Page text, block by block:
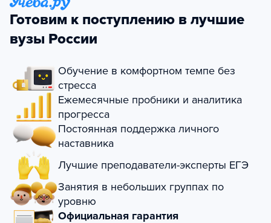
Готовим к поступлению в лучшие
вузы России
Обучение в комфортном темпе без
стресса
Ежемесячные пробники и аналитика
прогресса
Постоянная поддержка личного
наставника
Лучшие преподаватели-эксперты ЕГЭ
Занятия в небольших группах по
уровню
Официальная гарантия